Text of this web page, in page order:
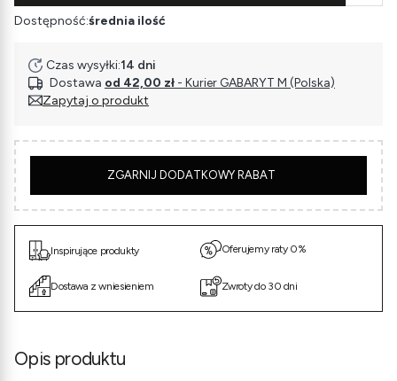
Dostępność:średnia ilość
Czas wysyłki:14 dni
Dostawa od 42,00 zł - Kurier GABARYT M (Polska)
Zapytaj o produkt
ZGARNIJ DODATKOWY RABAT
Inspirujące produkty
Dostawa z wniesieniem
Oferujemy raty 0%
Zwroty do 30 dni
Opis produktu